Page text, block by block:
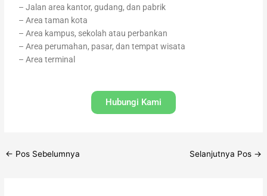
– Jalan area kantor, gudang, dan pabrik
– Area taman kota
– Area kampus, sekolah atau perbankan
– Area perumahan, pasar, dan tempat wisata
– Area terminal
Hubungi Kami
← Pos Sebelumnya Selanjutnya Pos →